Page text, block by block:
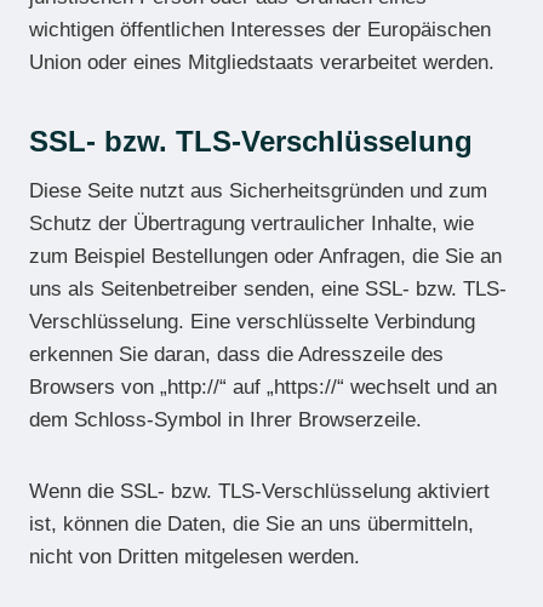
wichtigen öffentlichen Interesses der Europäischen
Union oder eines Mitgliedstaats verarbeitet werden.
SSL- bzw. TLS-Verschlüsselung
Diese Seite nutzt aus Sicherheitsgründen und zum
Schutz der Übertragung vertraulicher Inhalte, wie
zum Beispiel Bestellungen oder Anfragen, die Sie an
uns als Seitenbetreiber senden, eine SSL- bzw. TLS-
Verschlüsselung. Eine verschlüsselte Verbindung
erkennen Sie daran, dass die Adresszeile des
Browsers von „http://“ auf „https://“ wechselt und an
dem Schloss-Symbol in Ihrer Browserzeile.
Wenn die SSL- bzw. TLS-Verschlüsselung aktiviert
ist, können die Daten, die Sie an uns übermitteln,
nicht von Dritten mitgelesen werden.